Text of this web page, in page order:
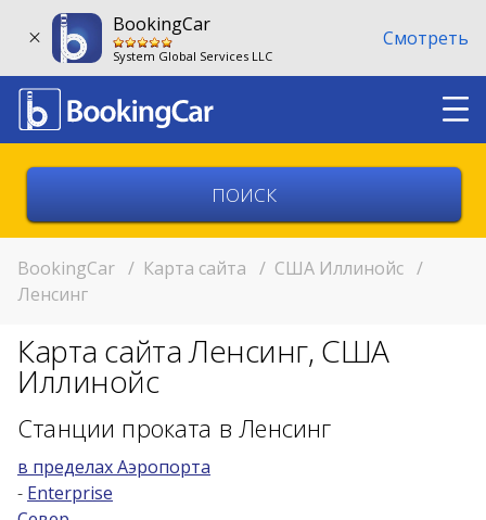
BookingCar
System Global Services LLC
Смотреть
Выберите город
Возврат в другом месте?
BookingCar / Карта сайта / США Иллинойс /
Ленсинг
Карта сайта Ленсинг, США
Иллинойс
Станции проката в Ленсинг
в пределах Аэропорта
- Enterprise